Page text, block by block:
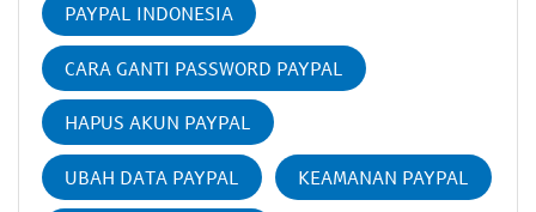
PAYPAL INDONESIA
CARA GANTI PASSWORD PAYPAL
HAPUS AKUN PAYPAL
UBAH DATA PAYPAL KEAMANAN PAYPAL